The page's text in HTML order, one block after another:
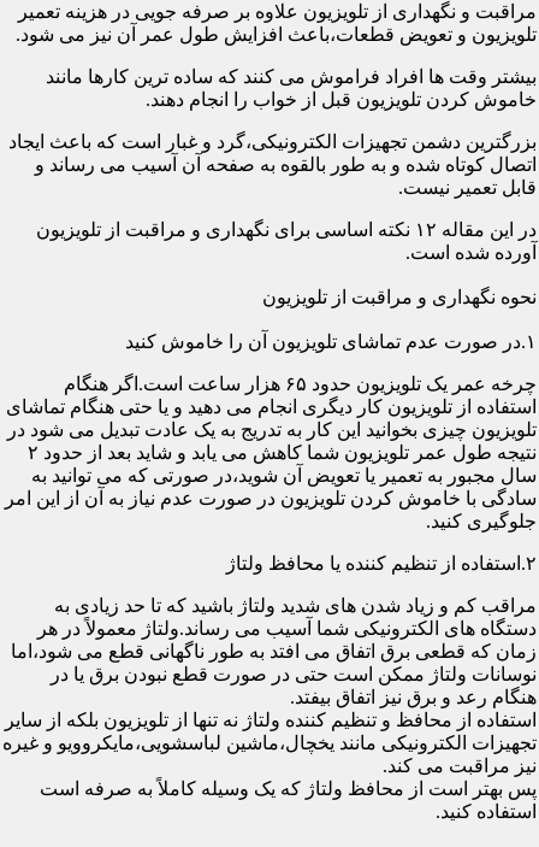
مراقبت و نگهداری از تلویزیون علاوه بر صرفه جویی در هزینه تعمیر
تلویزیون و تعویض قطعات،باعث افزایش طول عمر آن نیز می شود.
بیشتر وقت ها افراد فراموش می کنند که ساده ترین کارها مانند
خاموش کردن تلویزیون قبل از خواب را انجام دهند.
بزرگترین دشمن تجهیزات الکترونیکی،گرد و غبار است که باعث ایجاد
اتصال کوتاه شده و به طور بالقوه به صفحه آن آسیب می رساند و
قابل تعمیر نیست.
در این مقاله ۱۲ نکته اساسی برای نگهداری و مراقبت از تلویزیون
آورده شده است.
نحوه نگهداری و مراقبت از تلویزیون
۱.در صورت عدم تماشای تلویزیون آن را خاموش کنید
چرخه عمر یک تلویزیون حدود ۶۵ هزار ساعت است.اگر هنگام
استفاده از تلویزیون کار دیگری انجام می دهید و یا حتی هنگام تماشای
تلویزیون چیزی بخوانید این کار به تدریج به یک عادت تبدیل می شود در
نتیجه طول عمر تلویزیون شما کاهش می یابد و شاید بعد از حدود ۲
سال مجبور به تعمیر یا تعویض آن شوید،در صورتی که می توانید به
سادگی با خاموش کردن تلویزیون در صورت عدم نیاز به آن از این امر
جلوگیری کنید.
۲.استفاده از تنظیم کننده یا محافظ ولتاژ
مراقب کم و زیاد شدن های شدید ولتاژ باشید که تا حد زیادی به
دستگاه های الکترونیکی شما آسیب می رساند.ولتاژ معمولاً در هر
زمان که قطعی برق اتفاق می افتد به طور ناگهانی قطع می شود،اما
نوسانات ولتاژ ممکن است حتی در صورت قطع نبودن برق یا در
هنگام رعد و برق نیز اتفاق بیفتد.
استفاده از محافظ و تنظیم کننده ولتاژ نه تنها از تلویزیون بلکه از سایر
تجهیزات الکترونیکی مانند یخچال،ماشین لباسشویی،مایکروویو و غیره
نیز مراقبت می کند.
پس بهتر است از محافظ ولتاژ که یک وسیله کاملاً به صرفه است
استفاده کنید.